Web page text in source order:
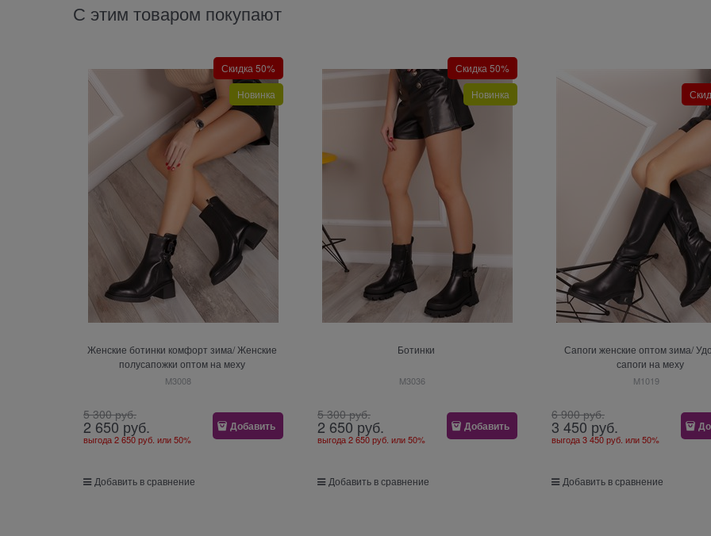
С этим товаром покупают
Женские ботинки комфорт зима/ Женские
полусапожки оптом на меху
M3008
Скидка 50%
Новинка
5 300 руб.
2 650 руб.
выгода2 650 руб. или50%
Добавить
Добавить в сравнение
Ботинки
M3036
Скидка 50%
Новинка
5 300 руб.
2 650 руб.
выгода2 650 руб. или50%
Добавить
Добавить в сравнение
Сапоги женские оптом зима/
сапоги на меху
M1019
6 900 руб.
3 450 руб.
выгода3 450 руб. или50%
Добавить в сравнение